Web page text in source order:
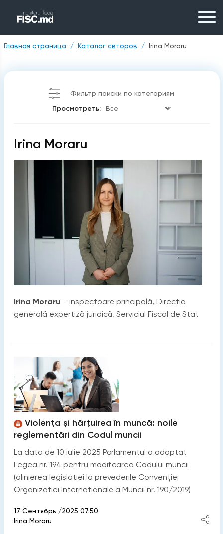
Главная страница Каталог авторов Irina Moraru
Фильтр поиски по категориям
Просмотреть:
Irina Moraru
Irina Moraru – inspectoare principală, Direcția
generală expertiză juridică, Serviciul Fiscal de Stat
Violența și hărțuirea în muncă: noile
reglementări din Codul muncii
La data de 10 iulie 2025 Parlamentul a adoptat
Legea nr. 194 pentru modificarea Codului muncii
(alinierea legislației la prevederile Convenției
Organizației Internaționale a Muncii nr. 190/2019)
17 Сентябрь /2025 07:50
Irina Moraru